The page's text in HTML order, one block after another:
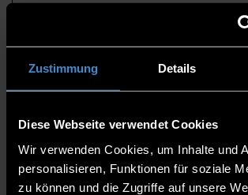
Zustimmung Details
Diese Webseite verwendet Cookies
Wir verwenden Cookies, um Inhalte und
personalisieren, Funktionen für soziale
zu können und die Zugriffe auf unsere
Keine Studiengebühren, nur
Studierendenwerksbeitrag
Für Internationale
pro Semester an. Alle
internationale
Bewerber aus Nicht-EU-